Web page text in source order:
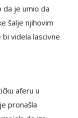
da je umio da
šalje njihovim
videla lascivne
aferu u
pronašla